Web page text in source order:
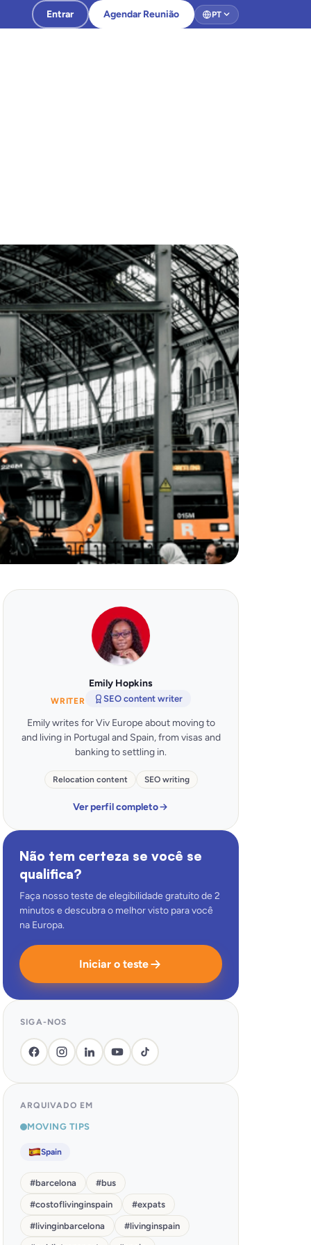
Entrar Agendar Reunião PT
Emily Hopkins
WRITER SEO content writer
Emily writes for Viv Europe about moving to
and living in Portugal and Spain, from visas and
banking to settling in.
Relocation content SEO writing
Ver perfil completo
Não tem certeza se você se
qualifica?
Faça nosso teste de elegibilidade gratuito de 2
minutos e descubra o melhor visto para você
na Europa.
Iniciar o teste
SIGA-NOS
ARQUIVADO EM
MOVING TIPS
Spain
#barcelona #bus
#costoflivinginspain #expats
#livinginbarcelona #livinginspain